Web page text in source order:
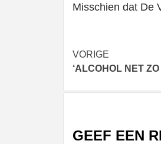
Misschien dat De
Bericht
navigatie
VORIGE
‘ALCOHOL NET
GEEF EEN